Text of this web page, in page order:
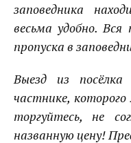
заповедника
весьма удобно.
пропуска в
Выезд из посёлка
частнике,
торгуйтесь, не
названную цену!